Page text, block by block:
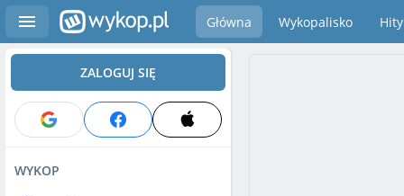
Główna Wykopalisko Hity
ZALOGUJ SIĘ
WYKOP